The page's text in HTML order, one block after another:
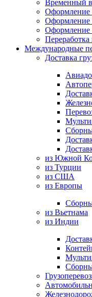
Временный
Оформление
Оформление
Оформление
Международные
Доставка
из Южной
из Турции
из США
из Европы
из Вьетнама
из Индии